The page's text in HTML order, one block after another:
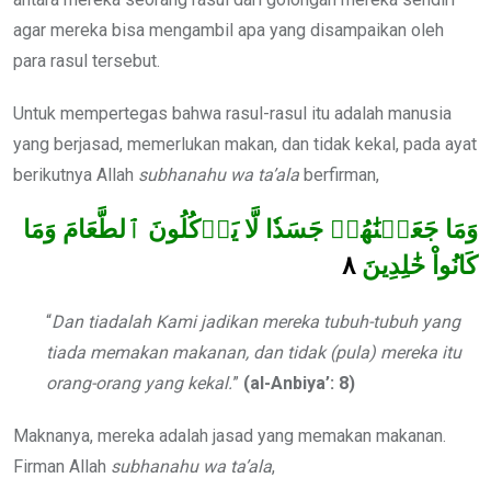
agar mereka bisa mengambil apa yang disampaikan oleh
para rasul tersebut.
Untuk mempertegas bahwa rasul-rasul itu adalah manusia
yang berjasad, memerlukan makan, dan tidak kekal, pada ayat
berikutnya Allah subhanahu wa ta’ala berfirman,
وَمَا جَعَلۡنَٰهُمۡ جَسَدٗا لَّا يَأۡكُلُونَ ٱلطَّعَامَ وَمَا
كَانُواْ خَٰلِدِينَ ٨
“Dan tiadalah Kami jadikan mereka tubuh-tubuh yang
tiada memakan makanan, dan tidak (pula) mereka itu
orang-orang yang kekal.” (al-Anbiya’: 8)
Maknanya, mereka adalah jasad yang memakan makanan.
Firman Allah subhanahu wa ta’ala,